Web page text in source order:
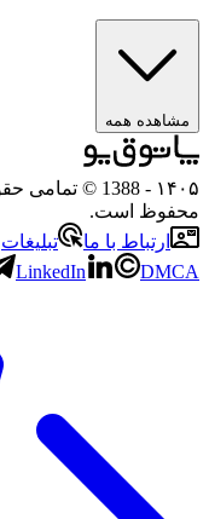
مشاهده همه
۱۴۰۵
- 1388 ©
محفوظ است.
ارتباط با ما
تبلیغات
LinkedIn DMCA